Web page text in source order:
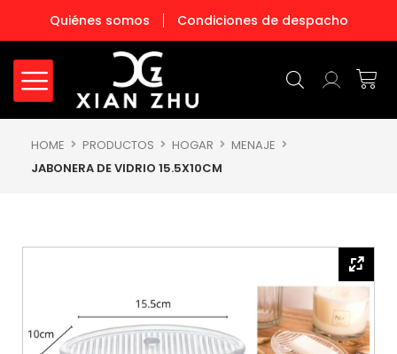
contenido
Quiénes somos Condiciones de despacho
HOME PRODUCTOS HOGAR
MENAJE
JABONERA DE VIDRIO 15.5X10CM